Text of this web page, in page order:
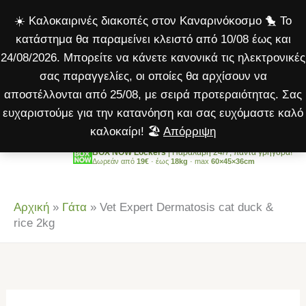
☀️ Καλοκαιρινές διακοπές στον Καναρινόκοσμο 🐤 Το
κατάστημα θα παραμείνει κλειστό από 10/08 έως και
24/08/2026. Μπορείτε να κάνετε κανονικά τις ηλεκτρονικές
σας παραγγελίες, οι οποίες θα αρχίσουν να
αποστέλλονται από 25/08, με σειρά προτεραιότητας. Σας
ευχαριστούμε για την κατανόηση και σας ευχόμαστε καλό
καλοκαίρι! 🏖️ Απόρριψη
στο
περιεχόμενο
BOX NOW Lockers| Παραλαβή 24/7, πάντα γρήγορα!
Δωρεάν από 19€ · έως 18kg · max 60×45×36cm
Αρχική » Γάτα » Vet Expert Dermatosis cat duck &
rice 2kg
cat
duck
&
2kg
ποσότητα